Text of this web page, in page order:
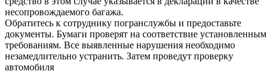
несопровождаемого багажа.
Обратитесь к сотруднику погранслужбы и предоставьте
документы. Бумаги проверят на соответствие установленным
требованиям. Все выявленные нарушения необходимо
незамедлительно устранить. Затем проведут проверку
автомобиля